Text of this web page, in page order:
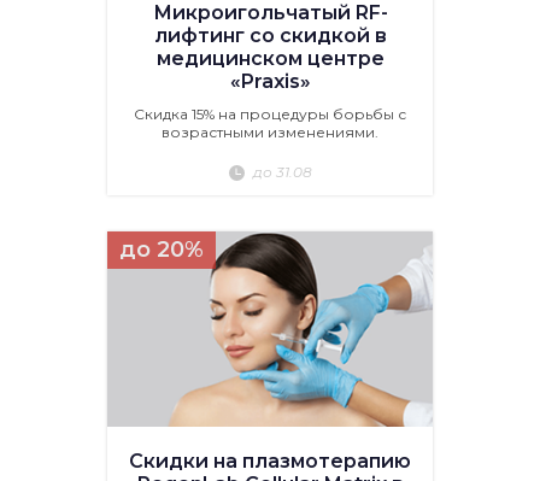
Микроигольчатый RF-
лифтинг со скидкой в
медицинском центре
«Praxis»
Скидка 15% на процедуры борьбы с
возрастными изменениями.
до 31.08
до 20%
Скидки на плазмотерапию